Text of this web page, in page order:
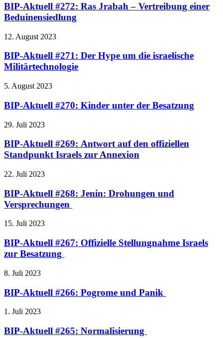
BIP-Aktuell #272: Ras Jrabah – Vertreibung einer
Beduinensiedlung
12. August 2023
BIP-Aktuell #271: Der Hype um die israelische
Militärtechnologie
5. August 2023
BIP-Aktuell #270: Kinder unter der Besatzung
29. Juli 2023
BIP-Aktuell #269: Antwort auf den offiziellen
Standpunkt Israels zur Annexion
22. Juli 2023
BIP-Aktuell #268: Jenin: Drohungen und
Versprechungen
15. Juli 2023
BIP-Aktuell #267: Offizielle Stellungnahme Israels
zur Besatzung
8. Juli 2023
BIP-Aktuell #266: Pogrome und Panik
1. Juli 2023
BIP-Aktuell #265: Normalisierung